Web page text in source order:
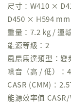
尺寸：W410 ×
D450 × H594 mm
重量：7.2 kg / 運
能源等級：2
風扇馬達類型：變
噪音（高 / 低）：
CASR (CMM)：
能源效率值